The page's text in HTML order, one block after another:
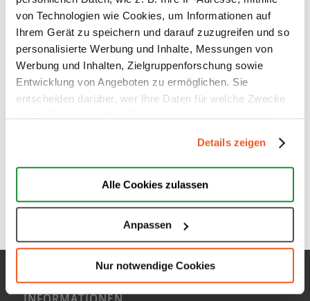
von Technologien wie Cookies, um Informationen auf
Ihrem Gerät zu speichern und darauf zuzugreifen und so
personalisierte Werbung und Inhalte, Messungen von
Werbung und Inhalten, Zielgruppenforschung sowie
Entwicklung von Angeboten zu ermöglichen. Sie
entscheiden darüber, wer Ihre Daten für welche Zwecke
Trigger Symbol ändern oder widerrufen
Wenn Sie es erlauben, würden wir auch gerne:
Informationen über Ihre geografische Lage erfassen,
Ihr Gerät durch aktives Scannen nach bestimmten
Merkmalen (Fingerprinting) identifizieren
Erfahren Sie mehr darüber, wie Ihre persönlichen Daten
verarbeitet werden, und legen Sie Ihre Präferenzen im
Details zeigen
Alle Cookies zulassen
Anpassen
Nur notwendige Cookies
Integration Ihrer Kundenbewertungen auf
Facebook